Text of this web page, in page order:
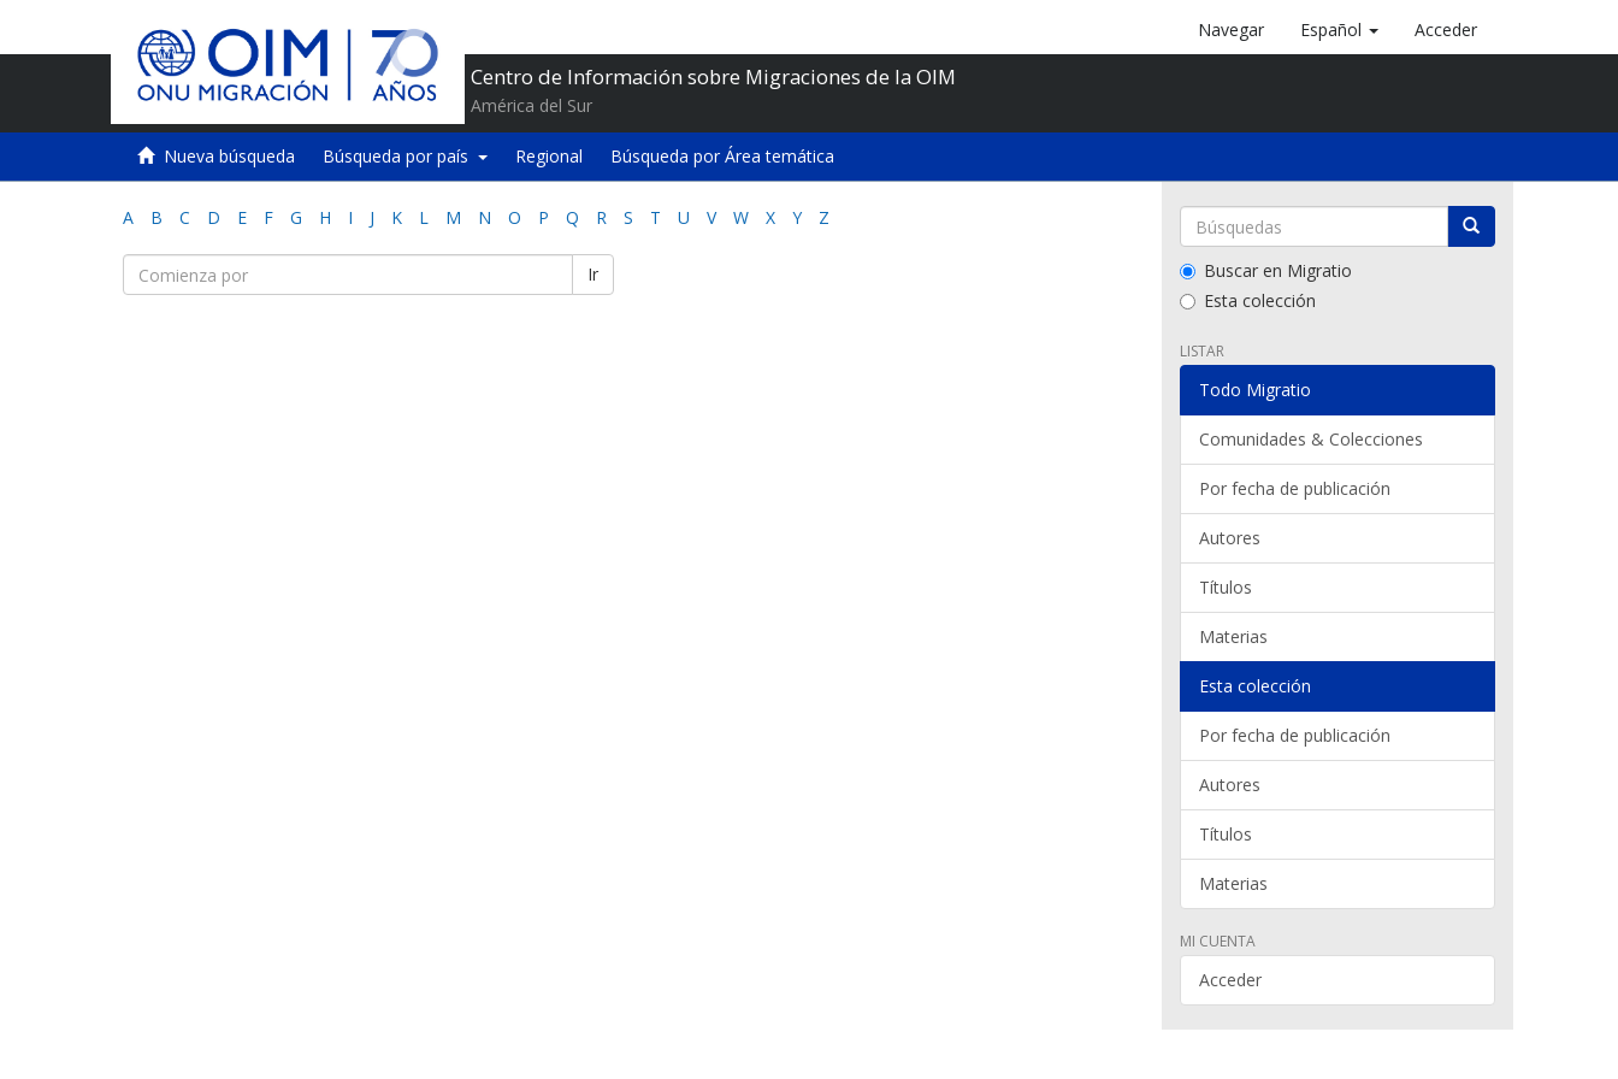
Centro de Información sobre Migraciones de la OIM
América del Sur
Navegar Español Acceder
Nueva búsqueda Búsqueda por país Regional Búsqueda por Área temática
A B C D E F G H I J K L M N O P Q R S T U V W X Y Z
Ir
Buscar en Migratio
Esta colección
LISTAR
Todo Migratio
Comunidades & Colecciones
Por fecha de publicación
Autores
Títulos
Materias
Esta colección
Por fecha de publicación
Autores
Títulos
Materias
MI CUENTA
Acceder